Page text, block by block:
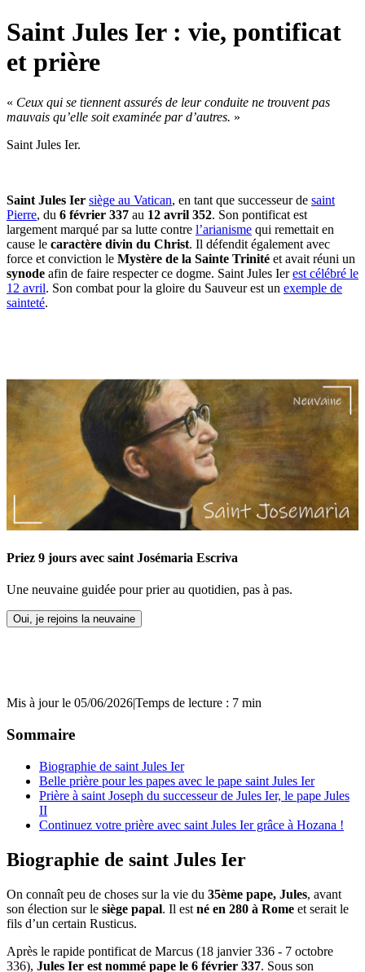
Saint Jules Ier : vie, pontificat
et prière
« Ceux qui se tiennent assurés de leur conduite ne trouvent pas
mauvais qu’elle soit examinée par d’autres. »
Saint Jules Ier.
Saint Jules Ier siège au Vatican, en tant que successeur de saint
Pierre, du 6 février 337 au 12 avril 352. Son pontificat est
largement marqué par sa lutte contre l’arianisme qui remettait en
cause le caractère divin du Christ. Il défendit également avec
force et conviction le Mystère de la Sainte Trinité et avait réuni un
synode afin de faire respecter ce dogme. Saint Jules Ierest célébré le
12 avril. Son combat pour la gloire du Sauveur est un exemple de
sainteté.
Priez 9 jours avec saint Josémaria Escriva
Une neuvaine guidée pour prier au quotidien, pas à pas.
Oui, je rejoins la neuvaine
Mis à jour le 05/06/2026|Temps de lecture : 7 min
Sommaire
Biographie de saint Jules Ier
Belle prière pour les papes avec le pape saint Jules Ier
Prière à saint Joseph du successeur de Jules Ier, le pape Jules
II
Continuez votre prière avec saint Jules Ier grâce à Hozana !
Biographie de saint Jules Ier
On connaît peu de choses sur la vie du 35ème pape, Jules, avant
son élection sur le siège papal. Il est né en 280 à Rome et serait le
fils d’un certain Rusticus.
Après le rapide pontificat de Marcus (18 janvier 336 - 7 octobre
336), Jules Ier est nommé pape le 6 février 337. Sous son